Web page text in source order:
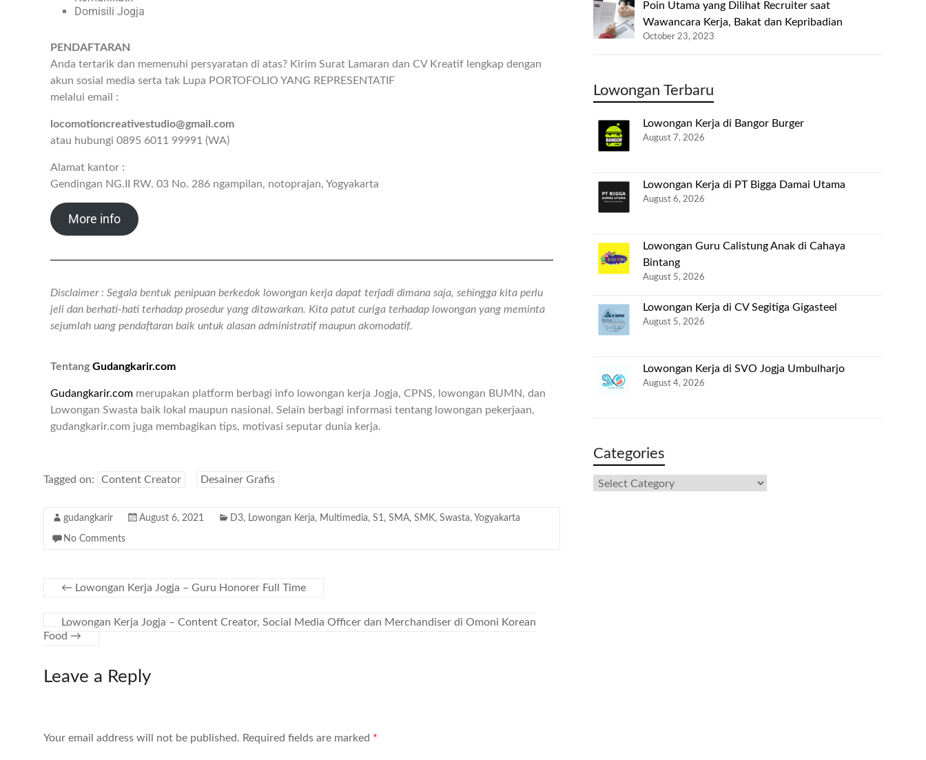
Domisili Jogja
PENDAFTARAN
Anda tertarik dan memenuhi persyaratan di atas? Kirim Surat Lamaran dan CV Kreatif lengkap dengan
akun sosial media serta tak Lupa PORTOFOLIO YANG REPRESENTATIF
melalui email :
locomotioncreativestudio@gmail.com
atau hubungi 0895 6011 99991 (WA)
Alamat kantor :
Gendingan NG.II RW. 03 No. 286 ngampilan, notoprajan, Yogyakarta
More info
Disclaimer : Segala bentuk penipuan berkedok lowongan kerja dapat terjadi dimana saja, sehingga kita perlu
jeli dan berhati-hati terhadap prosedur yang ditawarkan. Kita patut curiga terhadap lowongan yang meminta
sejumlah uang pendaftaran baik untuk alasan administratif maupun akomodatif.
Tentang Gudangkarir.com
Gudangkarir.com merupakan platform berbagi info lowongan kerja Jogja, CPNS, lowongan BUMN, dan
Lowongan Swasta baik lokal maupun nasional. Selain berbagi informasi tentang lowongan pekerjaan,
gudangkarir.com juga membagikan tips, motivasi seputar dunia kerja.
Tagged on: Content Creator Desainer Grafis
gudangkarir August 6, 2021 D3, Lowongan Kerja, Multimedia, S1, SMA, SMK, Swasta, Yogyakarta
No Comments
← Lowongan Kerja Jogja – Guru Honorer Full Time
Lowongan Kerja Jogja – Content Creator, Social Media Officer dan Merchandiser di Omoni Korean
Food →
Leave a Reply
Your email address will not be published. Required fields are marked *
Poin Utama yang Dilihat Recruiter saat
Wawancara Kerja, Bakat dan Kepribadian
October 23, 2023
Lowongan Terbaru
Lowongan Kerja di Bangor Burger
August 7, 2026
Lowongan Kerja di PT Bigga Damai Utama
August 6, 2026
Lowongan Guru Calistung Anak di Cahaya
Bintang
August 5, 2026
Lowongan Kerja di CV Segitiga Gigasteel
August 5, 2026
Lowongan Kerja di SVO Jogja Umbulharjo
August 4, 2026
Categories